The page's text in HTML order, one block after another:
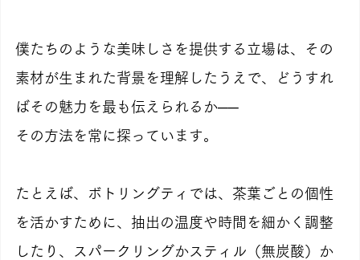
僕たちのような美味しさを提供する立場は、その
素材が生まれた背景を理解したうえで、どうすれ
ばその魅力を最も伝えられるか──
その方法を常に探っています。
たとえば、ボトリングティでは、茶葉ごとの個性
を活かすために、抽出の温度や時間を細かく調整
したり、スパークリングかスティル（無炭酸）か